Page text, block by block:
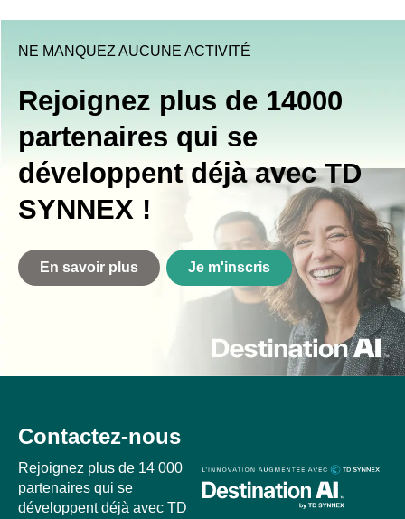
NE MANQUEZ AUCUNE ACTIVITÉ
Rejoignez plus de 14000
partenaires qui se
développent déjà avec TD
SYNNEX !
En savoir plus Je m'inscris
Contactez-nous
Rejoignez plus de 14 000
partenaires qui se
développent déjà avec TD